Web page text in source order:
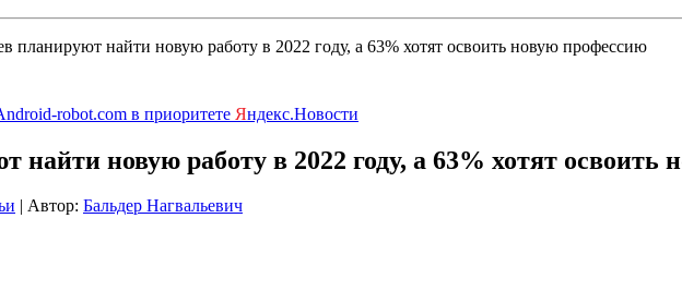
планируют найти новую работу в 2022 году, а 63% хотят освоить новую профессию
robot.com в приоритете Яндекс.Новости
найти новую работу в 2022 году, а 63% хотят освоить
| Автор: Бальдер Нагвальевич